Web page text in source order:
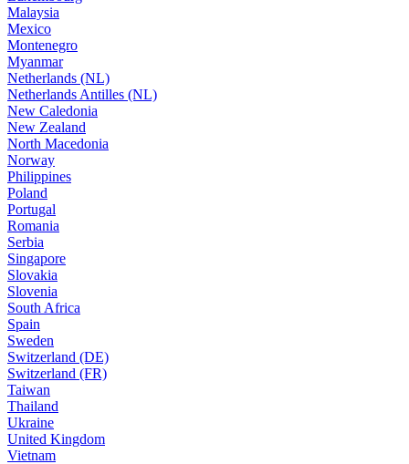
Malaysia
Mexico
Montenegro
Myanmar
Netherlands (NL)
Netherlands Antilles (NL)
New Caledonia
New Zealand
North Macedonia
Norway
Philippines
Poland
Portugal
Romania
Serbia
Singapore
Slovakia
Slovenia
South Africa
Spain
Sweden
Switzerland (DE)
Switzerland (FR)
Taiwan
Thailand
Ukraine
United Kingdom
Vietnam